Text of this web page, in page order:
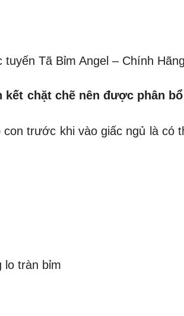
Tã Bỉm Angel – Chính
kết chặt chẽ nên được phân
trước khi vào giấc ngủ là có
lo tràn bỉm